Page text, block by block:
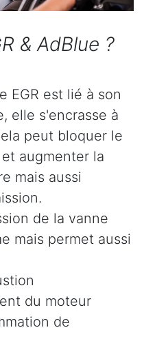
& AdBlue ?
EGR est lié à son
elle s'encrasse à
peut bloquer le
augmenter la
mais aussi
de la vanne
mais permet aussi
du moteur
de